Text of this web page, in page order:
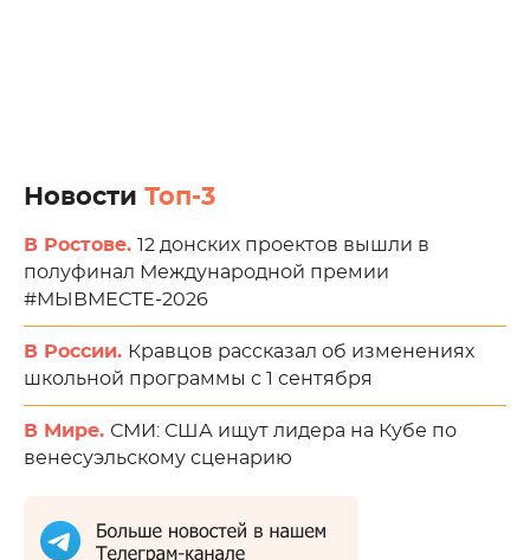
Новости Топ-3
В Ростове. 12 донских проектов вышли в
полуфинал Международной премии
#МЫВМЕСТЕ-2026
В России. Кравцов рассказал об изменениях
школьной программы с 1 сентября
В Мире. СМИ: США ищут лидера на Кубе по
венесуэльскому сценарию